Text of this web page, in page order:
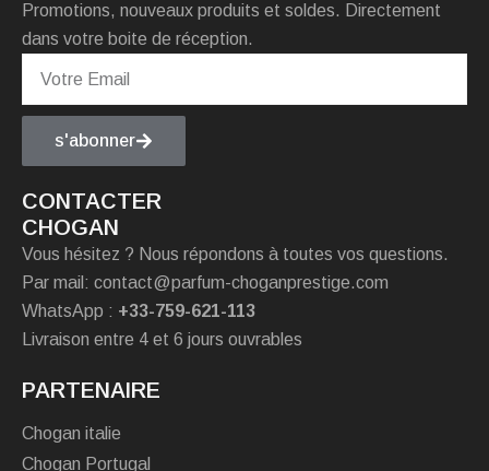
Promotions, nouveaux produits et soldes. Directement
dans votre boite de réception.
s'abonner
CONTACTER
CHOGAN
Vous hésitez ? Nous répondons à toutes vos questions.
Par mail: contact@parfum-choganprestige.com
WhatsApp : +33-759-621-113
Livraison entre 4 et 6 jours ouvrables
PARTENAIRE
Chogan italie
Chogan Portugal